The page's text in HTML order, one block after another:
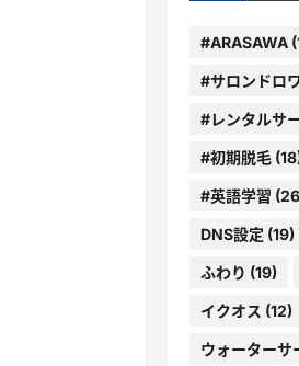
#ARASAWA
#サロンドロ
#レンタルサ
#初期脱毛
#英語学習
DNS設定 (19)
ふわり (19)
イクオス (12)
ウォーターサ